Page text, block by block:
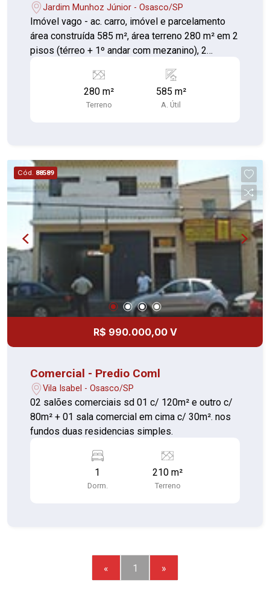
Jardim Munhoz Júnior - Osasco/SP
Imóvel vago - ac. carro, imóvel e parcelamento
área construída 585 m², área terreno 280 m² em 2
pisos (térreo + 1º andar com mezanino), 2
unificar com a ref. site 817811. terreno de 400
m². Documentação OK.
280 m²
Terreno
585 m²
A. Útil
Cód. 88589
R$ 990.000,00 V
Comercial - Predio Coml
Vila Isabel - Osasco/SP
02 salões comerciais sd 01 c/ 120m² e outro c/
80m² + 01 sala comercial em cima c/ 30m². nos
fundos duas residencias simples.
1
Dorm.
210 m²
Terreno
« 1 »